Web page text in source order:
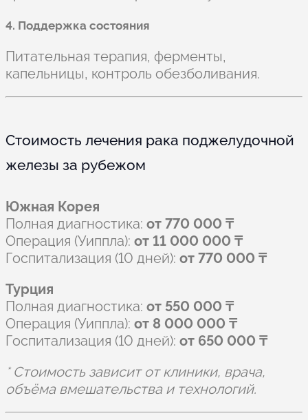
4. Поддержка состояния
Питательная терапия, ферменты,
капельницы, контроль обезболивания.
Стоимость лечения рака поджелудочной
железы за рубежом
Южная Корея
Полная диагностика: от 770 000 ₸
Операция (Уиппла): от 11 000 000 ₸
Госпитализация (10 дней): от 770 000 ₸
Турция
Полная диагностика: от 550 000 ₸
Операция (Уиппла): от 8 000 000 ₸
Госпитализация (10 дней): от 650 000 ₸
* Стоимость зависит от клиники, врача,
объёма вмешательства и технологий.